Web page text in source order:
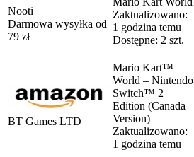
Nooti
Darmowa wysyłka od
79 zł
Zaktualizowano:
1 godzina temu
Dostępne: 2 szt.
BT Games LTD
Mario Kart™
World – Nintendo
Switch™ 2
Edition (Canada
Version)
Zaktualizowano:
1 godzina temu